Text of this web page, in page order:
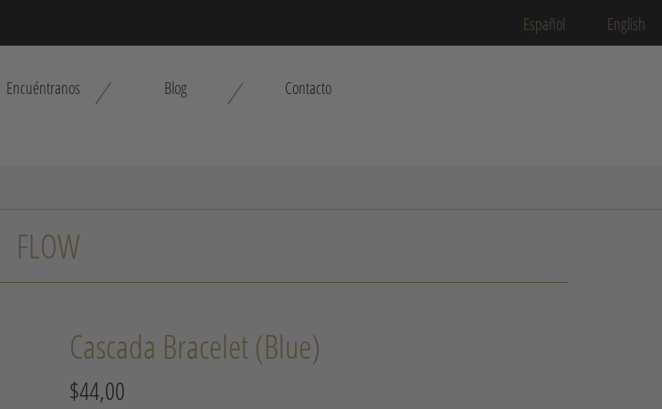
Español English
Encuéntranos Blog Contacto
FLOW
Cascada Bracelet (Blue)
$44,00